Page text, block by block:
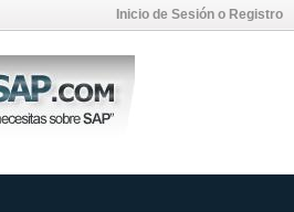
Inicio de Sesión o Registro